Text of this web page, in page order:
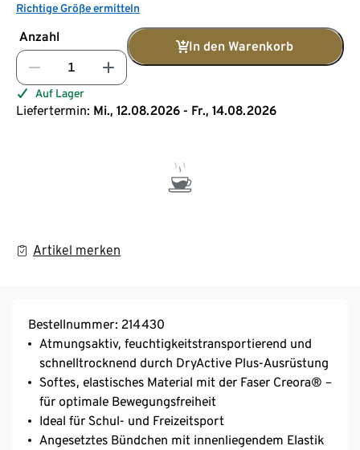
Richtige Größe ermitteln
Anzahl
In den Warenkorb
Auf Lager
Liefertermin: Mi., 12.08.2026 - Fr., 14.08.2026
Artikel merken
Bestellnummer: 214430
Atmungsaktiv, feuchtigkeitstransportierend und
schnelltrocknend durch DryActive Plus-Ausrüstung
Softes, elastisches Material mit der Faser Creora® –
für optimale Bewegungsfreiheit
Ideal für Schul- und Freizeitsport
Angesetztes Bündchen mit innenliegendem Elastik